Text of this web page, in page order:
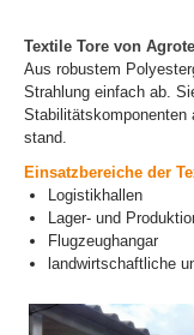
Textile Tore von
Aus robustem
Strahlung einfach ab.
stand.
Einsatzbereiche der
Logistikhallen
Lager- und
Flugzeughangar
landwirtschaftliche